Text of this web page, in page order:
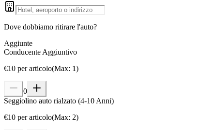
Dove dobbiamo ritirare l'auto?
Aggiunte
Conducente Aggiuntivo
€10 per articolo(Max: 1)
0
Seggiolino auto rialzato (4-10 Anni)
€10 per articolo(Max: 2)